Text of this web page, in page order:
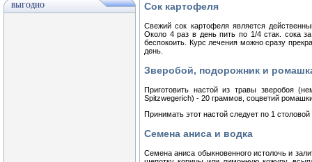
ВЫГОДНО Сок картофеля
Свежий сок картофеля является
Около 4 раз в день пить по 1/4 стак. сока
беспокоить. Курс лечения можно сразу
день.
Зверобой, подорожник и
Приготовить настой из травы зверобоя
Spitzwegerich) - 20 граммов, соцветий
Принимать этот настой следует по 1
Семена аниса и водка
Семена аниса обыкновенного истолочь и